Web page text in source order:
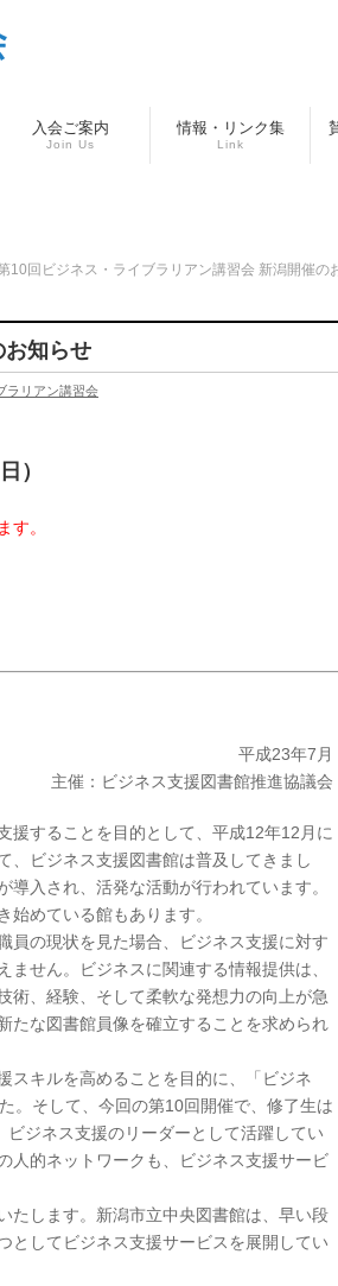
入会ご案内
Join Us
情報・リンク集
Link
10回ビジネス・ライブラリアン講習会 新潟開催の
お知らせ
ラリアン講習会
）
す。
平成23年7月
主催：ビジネス支援図書館推進協議会
援することを目的として、平成12年12月に
、ビジネス支援図書館は普及してきまし
入され、活発な活動が行われています。
めている館もあります。
員の現状を見た場合、ビジネス支援に対す
せん。ビジネスに関連する情報提供は、
術、経験、そして柔軟な発想力の向上が急
たな図書館員像を確立することを求められ
スキルを高めることを目的に、「ビジネ
。そして、今回の第10回開催で、修了生は
ジネス支援のリーダーとして活躍してい
人的ネットワークも、ビジネス支援サービ
たします。新潟市立中央図書館は、早い段
としてビジネス支援サービスを展開してい